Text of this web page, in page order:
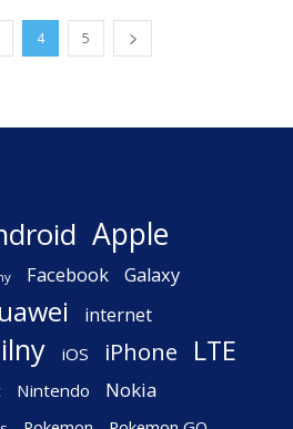
4 5
Apple
Facebook Galaxy
internet
iOS iPhone LTE
Nintendo Nokia